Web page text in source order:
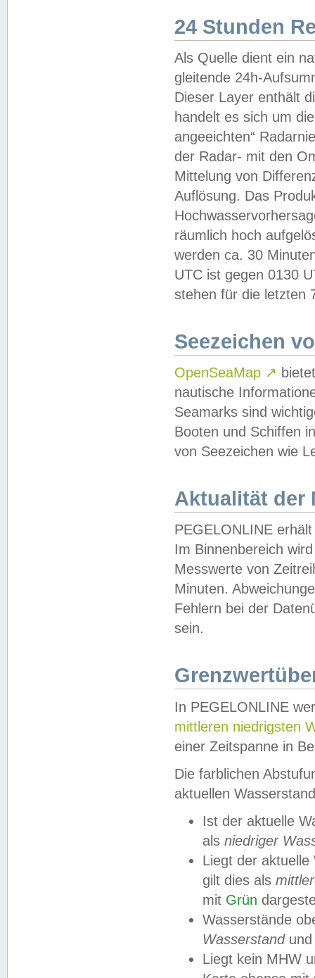
24 Stunden
Als Quelle dient ein
gleitende 24h-
Dieser Layer enthält
handelt es sich um
angeeichten“
der Radar- mit den
Mittelung von
Auflösung. Das
räumlich hoch
werden ca. 30
UTC ist gegen 0130
stehen für die letzten
Seezeichen
OpenSeaMap ↗
nautische
Seamarks sind
Booten und Schiffen
von Seezeichen wie
Aktualität der
PEGELONLINE
Im Binnenbereich
Messwerte von
Minuten.
Fehlern bei der
sein.
In PEGELONLINE
mittleren niedrigsten
einer Zeitspanne in
Die farblichen
aktuellen
Ist der aktuelle
als niedriger
Liegt der
gilt dies als
mit Grün
Wasserstände
Wasserstandund
Liegt kein MHW